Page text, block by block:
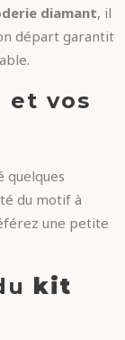
diamant, il
départ garantit
et vos
quelques
du motif à
une petite
kit